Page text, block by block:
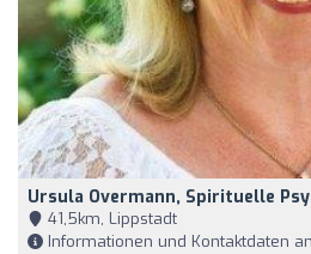
Ursula Overmann, Spirituelle
41,5km, Lippstadt
Informationen und Kontaktdaten